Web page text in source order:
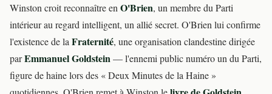
Winston croit reconnaître enO'Brien, un membre du Parti
intérieur au regard intelligent, un allié secret. O'Brien lui confirme
l'existence de laFraternité, une organisation clandestine dirigée
parEmmanuel Goldstein— l'ennemi public numéro un du Parti,
figure de haine lors des « Deux Minutes de la Haine »